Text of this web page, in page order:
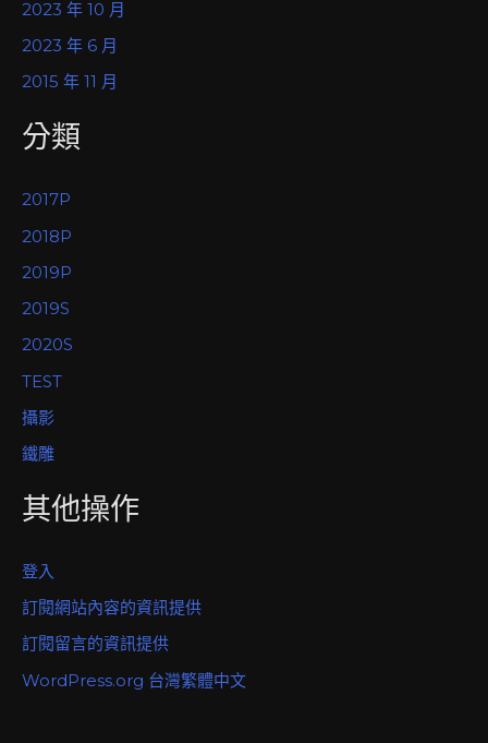
2023 年 10 月
2023 年 6 月
2015 年 11 月
分類
2017P
2018P
2019P
2019S
2020S
TEST
攝影
鐵雕
其他操作
登入
訂閱網站內容的資訊提供
訂閱留言的資訊提供
WordPress.org 台灣繁體中文